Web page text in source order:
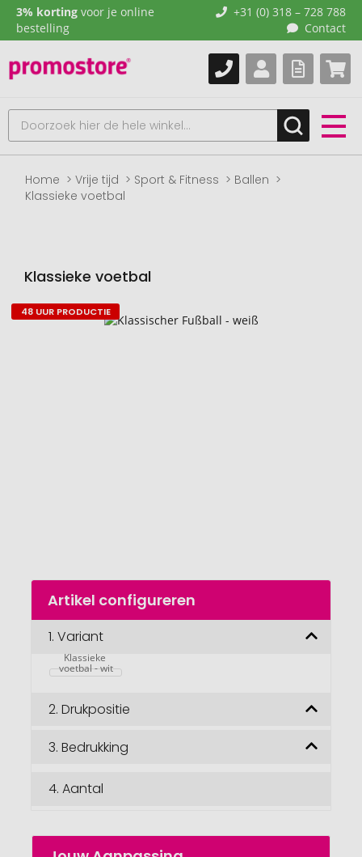
3% korting voor je online
bestelling
+31 (0) 318 – 728 788
Contact
Home Vrije tijd Sport & Fitness
Ballen
Klassieke voetbal
Klassieke voetbal
Naar
Naar
begin
afbeeldingengalerij
48 UUR PRODUCTIE
Artikel configureren
1. Variant
Klassieke
voetbal - wit
2. Drukpositie
3. Bedrukking
4. Aantal